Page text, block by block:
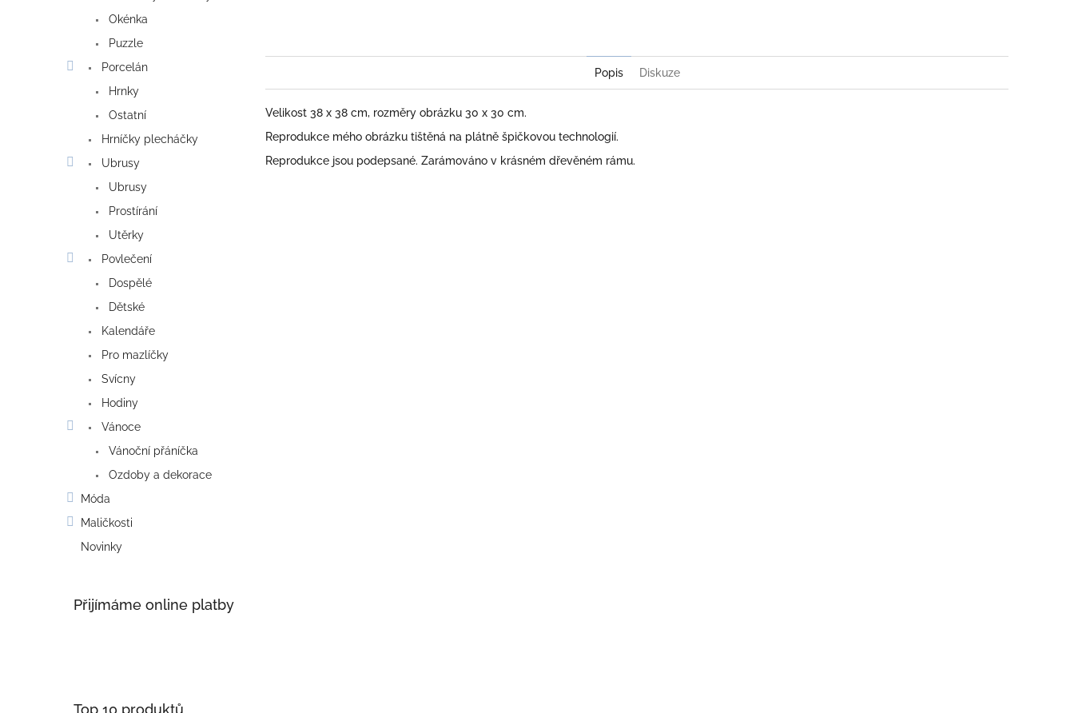
Okénka
Puzzle
Porcelán
Hrnky
Ostatní
Hrníčky plecháčky
Ubrusy
Ubrusy
Prostírání
Utěrky
Povlečení
Dospělé
Dětské
Kalendáře
Pro mazlíčky
Svícny
Hodiny
Vánoce
Vánoční přáníčka
Ozdoby a dekorace
Móda
Maličkosti
Novinky
Přijímáme online platby
Popis Diskuze
Velikost 38 x 38 cm, rozměry obrázku 30 x 30 cm.
Reprodukce mého obrázku tištěná na plátně špičkovou technologií.
Reprodukce jsou podepsané. Zarámováno v krásném dřevěném rámu.